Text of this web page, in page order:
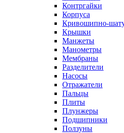
Контргайки
Корпуса
Кривошипно-
Крышки
Манжеты
Манометры
Мембраны
Разделители
Насосы
Отражатели
Пальцы
Плиты
Плунжеры
Подшипники
Ползуны